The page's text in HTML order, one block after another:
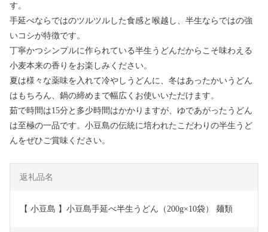
す。
手延べならではのツルツルした食感と喉越し、半生ならではの強
いコシが特徴です。
丁寧かつシンプルに作られている半生うどんだからこそ味わえる
小麦本来の香りをお楽しみください。
夏は様々な薬味を入れて冷やしうどんに、冬はあったかいうどん
はもちろん、鍋の締めまで幅広くお使いいただけます。
茹で時間は15分と多少時間はかかりますが、ゆであがったうどん
は至極の一品です。小豆島の伝統に培われたこだわりの半生うど
んをぜひご賞味ください。
返礼品名
【 小豆島 】小豆島手延べ半生うどん（200g×10袋） 麺類